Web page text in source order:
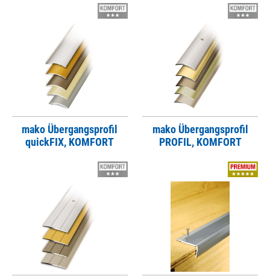
mako Übergangsprofil
quickFIX, KOMFORT
mako Übergangsprofil
PROFIL, KOMFORT